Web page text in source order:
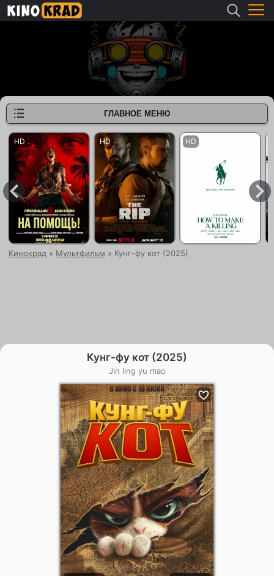
Кинокрад » Мультфильм » Кунг-фу кот (2025)
Кунг-фу кот (2025)
Jin ling yu mao
ГЛАВНОЕ МЕНЮ